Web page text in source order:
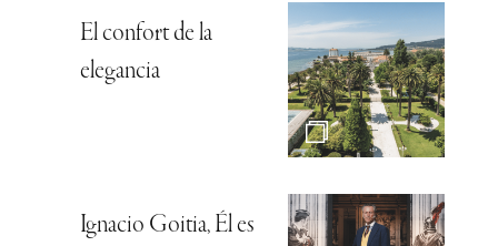
El confort de la
elegancia
Ignacio Goitia, Él es